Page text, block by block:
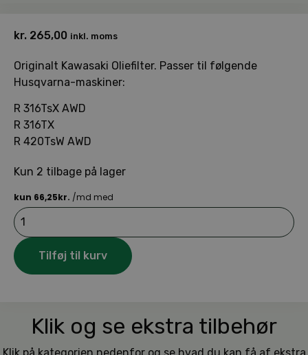
kr. 265,00 inkl. moms
Originalt Kawasaki Oliefilter. Passer til følgende
Husqvarna-maskiner:
R 316TsX AWD
R 316TX
R 420TsW AWD
Kun 2 tilbage på lager
Husqvarna
Oliefilter
Kawasaki:
49065-
7007
antal
Tilføj til kurv
Klik og se ekstra tilbehør
Klik på kategorien nedenfor og se hvad du kan få af ekstra